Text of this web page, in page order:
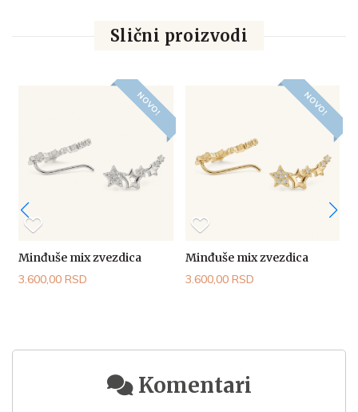
Slični proizvodi
NOVO!
Minđuše mix zvezdica
3.600,00 RSD
NOVO!
Minđuše mix zvezdica
3.600,00 RSD
Komentari